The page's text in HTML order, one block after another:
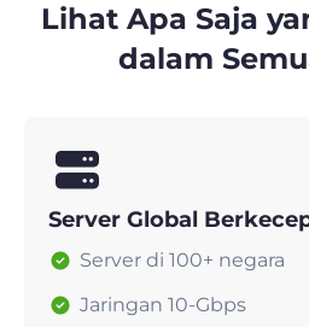
Lihat Apa Saja
dalam
Server Global
Server di 100+ negara
Jaringan 10-Gbps